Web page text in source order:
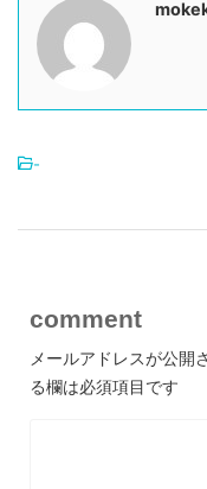
-
comment
メールアドレスが公開
る欄は必須項目です